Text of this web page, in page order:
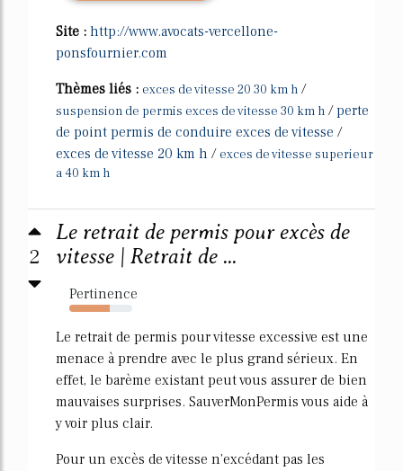
Site : http://www.avocats-vercellone-
ponsfournier.com
Thèmes liés : exces de vitesse 20 30 km h /
suspension de permis exces de vitesse 30 km h /perte
de point permis de conduire exces de vitesse /
exces de vitesse 20 km h / exces de vitesse superieur
a 40 km h
2
Le retrait de permis pour excès de
vitesse | Retrait de ...
Pertinence
64%
Le retrait de permis pour vitesse excessive est une
menace à prendre avec le plus grand sérieux. En
effet, le barème existant peut vous assurer de bien
mauvaises surprises. SauverMonPermis vous aide à
y voir plus clair.
Pour un excès de vitesse n'excédant pas les